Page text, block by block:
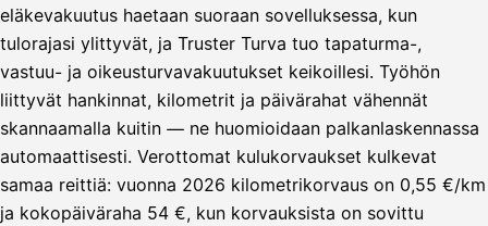
eläkevakuutus haetaan suoraan sovelluksessa, kun
tulorajasi ylittyvät, ja Truster Turva tuo tapaturma-,
vastuu- ja oikeusturvavakuutukset keikoillesi. Työhön
liittyvät hankinnat, kilometrit ja päivärahat vähennät
skannaamalla kuitin — ne huomioidaan palkanlaskennassa
automaattisesti. Verottomat kulukorvaukset kulkevat
samaa reittiä: vuonna 2026 kilometrikorvaus on 0,55 €/km
ja kokopäiväraha 54 €, kun korvauksista on sovittu